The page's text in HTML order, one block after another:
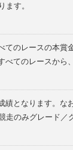
ます。
のレースの本賞
べてのレースから
となります。な
のみグレード／